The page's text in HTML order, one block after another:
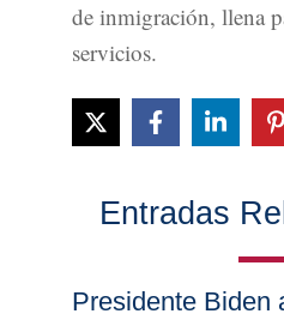
de inmigración, llena
servicios.
Entradas
Presidente Biden